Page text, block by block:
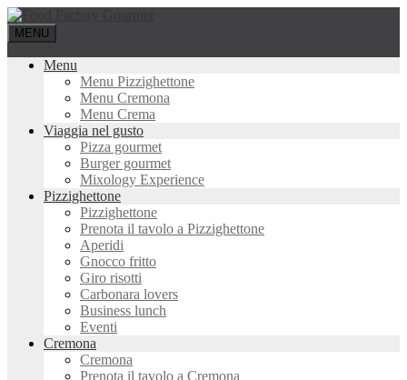
MENU
Menu
Menu Pizzighettone
Menu Cremona
Menu Crema
Viaggia nel gusto
Pizza gourmet
Burger gourmet
Mixology Experience
Pizzighettone
Pizzighettone
Prenota il tavolo a Pizzighettone
Aperidi
Gnocco fritto
Giro risotti
Carbonara lovers
Business lunch
Eventi
Cremona
Cremona
Prenota il tavolo a Cremona